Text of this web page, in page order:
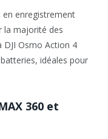
en enregistrement
la majorité des
DJI Osmo Action 4
idéales pour
360 et